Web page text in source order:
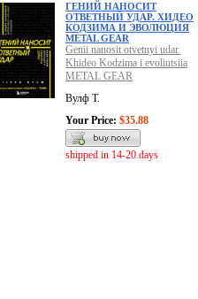
ГЕНИЙ НАНОСИТ
ОТВЕТНЫЙ УДАР. ХИДЕО
КОДЗИМА И ЭВОЛЮЦИЯ
METAL GEAR
Genii nanosit otvetnyi udar.
Khideo Kodzima i evoliutsiia
METAL GEAR
Вулф Т.
Your Price: $35.88
shipped in 14-20 days